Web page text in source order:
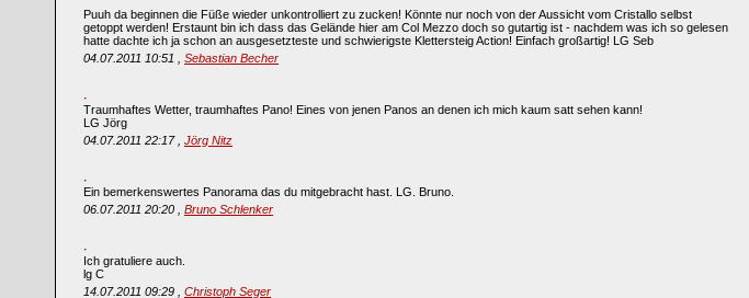
Puuh da beginnen die Füße wieder unkontrolliert zu zucken! Könnte nur noch von der Aussicht vom Cristallo selbst
getoppt werden! Erstaunt bin ich dass das Gelände hier am Col Mezzo doch so gutartig ist - nachdem was ich so gelesen
hatte dachte ich ja schon an ausgesetzteste und schwierigste Klettersteig Action! Einfach großartig! LG Seb
04.07.2011 10:51 , Sebastian Becher
Traumhaftes Wetter, traumhaftes Pano! Eines von jenen Panos an denen ich mich kaum satt sehen kann!
LG Jörg
04.07.2011 22:17 , Jörg Nitz
Ein bemerkenswertes Panorama das du mitgebracht hast. LG. Bruno.
06.07.2011 20:20 , Bruno Schlenker
Ich gratuliere auch.
lg C
14.07.2011 09:29 , Christoph Seger